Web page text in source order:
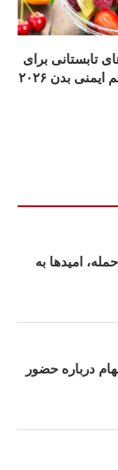
تابستانی برای
بدن ۲۰۲۶
۲۰۲۶؛ لغو حمله، امیدها به
۲۰۲۶ و ابهام درباره حضور